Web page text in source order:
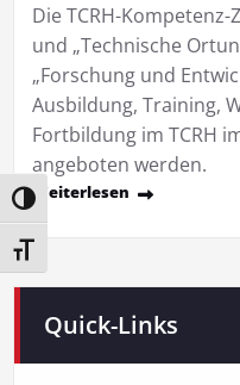
Umschalten auf hohe
Schrift vergrößern
Die TCRH-
und „Technische
„Forschung und
Ausbildung, Training,
Fortbildung im TCRH
angeboten werden.
Weiterlesen
Quick-Links